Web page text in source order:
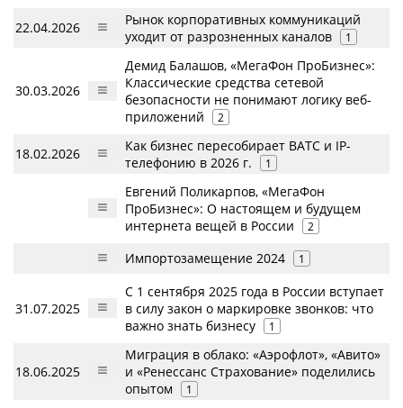
22.04.2026
Рынок корпоративных коммуникаций
уходит от разрозненных каналов
1
30.03.2026
Демид Балашов, «МегаФон ПроБизнес»:
Классические средства сетевой
безопасности не понимают логику веб-
приложений
2
18.02.2026
Как бизнес пересобирает ВАТС и IP-
телефонию в 2026 г.
1
Евгений Поликарпов, «МегаФон
ПроБизнес»: О настоящем и будущем
интернета вещей в России
2
Импортозамещение 2024 1
31.07.2025
С 1 сентября 2025 года в России вступает
в силу закон о маркировке звонков: что
важно знать бизнесу
1
18.06.2025
Миграция в облако: «Аэрофлот», «Авито»
и «Ренессанс Страхование» поделились
опытом
1